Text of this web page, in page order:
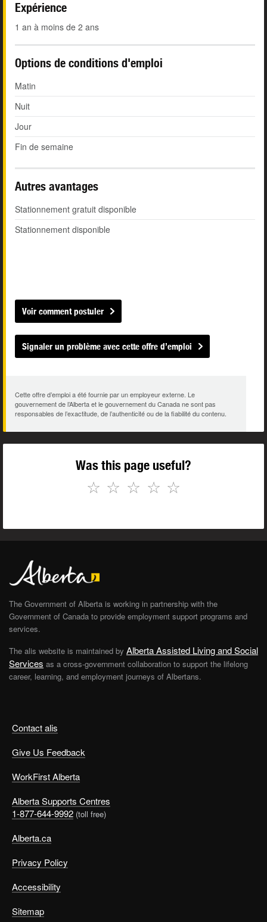
Expérience
1 an à moins de 2 ans
Options de conditions d'emploi
Matin
Nuit
Jour
Fin de semaine
Autres avantages
Stationnement gratuit disponible
Stationnement disponible
Voir comment postuler
Signaler un problème avec cette offre d’emploi
Cette offre d’emploi a été fournie par un employeur externe. Le
gouvernement de l’Alberta et le gouvernement du Canada ne sont pas
responsables de l’exactitude, de l’authenticité ou de la fiabilité du contenu.
Was this page useful?
☆
☆
☆
☆
☆
Contact alis
Give Us Feedback
WorkFirst Alberta
Alberta Supports Centres
1-877-644-9992 (toll free)
Alberta.ca
Privacy Policy
Accessibility
Sitemap
The Government of Alberta is working in partnership with the
Government of Canada to provide employment support programs and
services.
The alis website is maintained by Alberta Assisted Living and Social
Services as a cross-government collaboration to support the lifelong
career, learning, and employment journeys of Albertans.